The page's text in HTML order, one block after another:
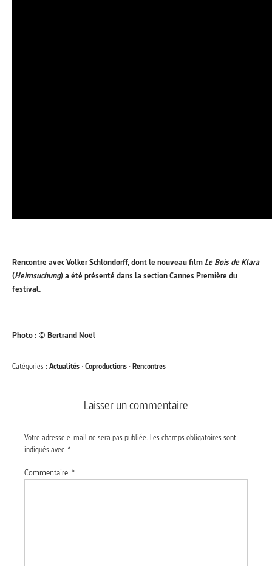
Rencontre avec Volker Schlöndorff, dont le nouveau film Le Bois de Klara
(Heimsuchung) a été présenté dans la section Cannes Première du
festival.
Photo : © Bertrand Noël
Catégories : Actualités ·Coproductions ·Rencontres
Laisser un commentaire
Votre adresse e-mail ne sera pas publiée. Les champs obligatoires sont
indiqués avec *
Commentaire *